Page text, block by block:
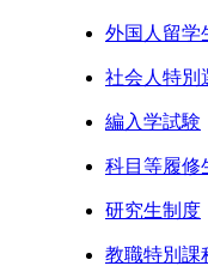
外国人留学
社会人特別
編入学試験
科目等履修
研究生制度
教職特別課